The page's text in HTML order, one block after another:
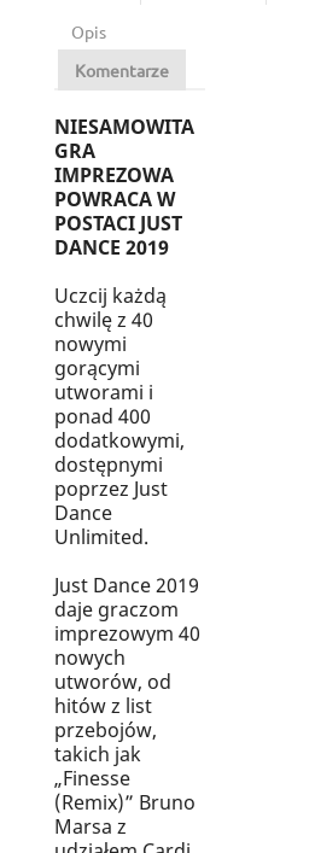
Opis
Komentarze
NIESAMOWITA
GRA
IMPREZOWA
POWRACA W
POSTACI JUST
DANCE 2019
Uczcij każdą
chwilę z 40
nowymi
gorącymi
utworami i
ponad 400
dodatkowymi,
dostępnymi
poprzez Just
Dance
Unlimited.
Just Dance 2019
daje graczom
imprezowym 40
nowych
utworów, od
hitów z list
przebojów,
takich jak
„Finesse
(Remix)” Bruno
Marsa z